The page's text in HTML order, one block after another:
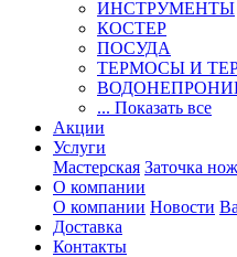
ИНСТРУМЕНТЫ
КОСТЕР
ПОСУДА
ТЕРМОСЫ И
... Показать все
Акции
Услуги
Мастерская Заточка
О компании
О компании Новости
Доставка
Контакты